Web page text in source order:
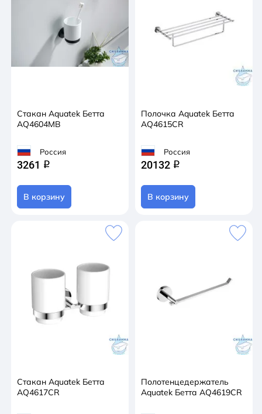
Стакан Aquatek Бетта
AQ4604MB
Россия
3261 q
В корзину
Полочка Aquatek Бетта
AQ4615CR
Россия
20132 q
В корзину
Стакан Aquatek Бетта
AQ4617CR
Полотенцедержатель
Aquatek Бетта AQ4619CR